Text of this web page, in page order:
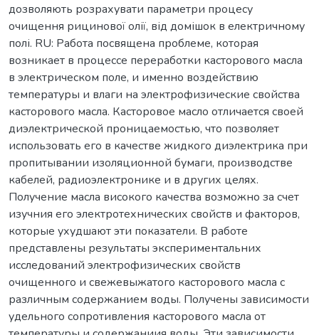
дозволяють розрахувати параметри процесу
очищення рицинової олії, від домішок в електричному
полі. RU: Работа посвящена проблеме, которая
возникает в процессе переработки касторового масла
в электрическом поле, и именно воздействию
температуры и влаги на электрофизические свойства
касторового масла. Касторовое масло отличается своей
диэлектрической проницаемостью, что позволяет
использовать его в качестве жидкого диэлектрика при
пропитывании изоляционной бумаги, производстве
кабелей, радиоэлектронике и в других целях.
Получение масла високого качества возможно за счет
изучния его электротехнических свойств и факторов,
которые ухудшают эти показатели. В работе
представлены результаты экспериментальних
исследований электрофизических свойств
очищенного и свежевыжатого касторового масла с
различным содержанием воды. Получены зависимости
удельного сопротивления касторового масла от